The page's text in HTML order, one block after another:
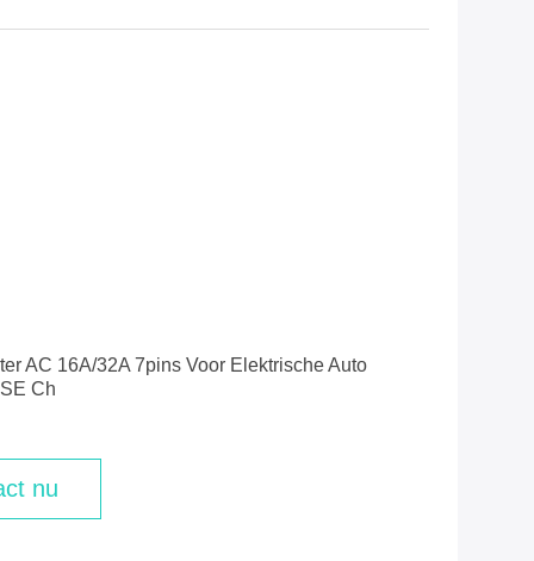
AC 16A/32A 7pins Voor Elektrische Auto
Ch
nu